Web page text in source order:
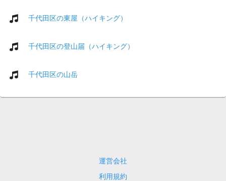
千代田区の東屋（ハイキング）
千代田区の登山届（ハイキング）
千代田区の山岳
運営会社
利用規約